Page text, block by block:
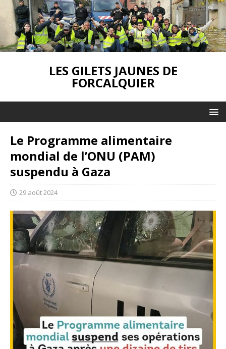
LES GILETS JAUNES DE
FORCALQUIER
Le Programme alimentaire
mondial de l’ONU (PAM)
suspendu à Gaza
29 août 2024